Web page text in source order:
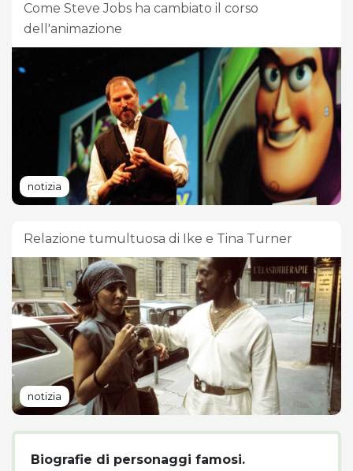
Come Steve Jobs ha cambiato il corso
dell'animazione
notizia
Relazione tumultuosa di Ike e Tina Turner
notizia
Biografie di personaggi famosi.